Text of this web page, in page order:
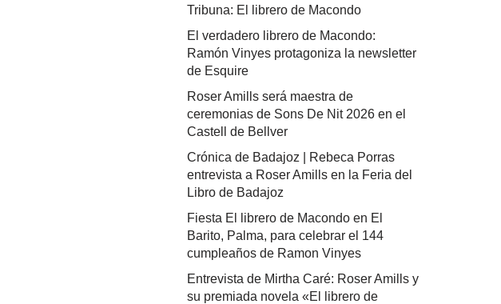
Tribuna: El librero de Macondo
El verdadero librero de Macondo:
Ramón Vinyes protagoniza la newsletter
de Esquire
Roser Amills será maestra de
ceremonias de Sons De Nit 2026 en el
Castell de Bellver
Crónica de Badajoz | Rebeca Porras
entrevista a Roser Amills en la Feria del
Libro de Badajoz
Fiesta El librero de Macondo en El
Barito, Palma, para celebrar el 144
cumpleaños de Ramon Vinyes
Entrevista de Mirtha Caré: Roser Amills y
su premiada novela «El librero de